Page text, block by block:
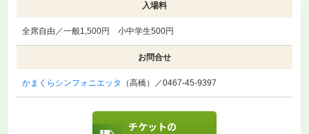
チケットの
入場料
全席自由／一般1,500円 小中学生500円
お問合せ
かまくらシンフォニエッタ （高橋）／0467-45-9397